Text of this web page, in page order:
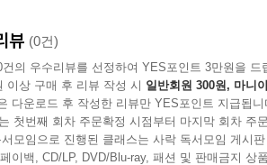
이야기하지 않는 여신 177
토해지다 179
거절한 여신 181
포스의 습격 184
뷰 (0건)
건의 우수리뷰를 선정하여 YES포인트 3만원을 드
이상 구매 후 리뷰 작성 시 일반회원 300원, 마니
다운로드 후 작성한 리뷰만 YES포인트 지급됩니
첫번째 회차 주문확정 시점부터 마지막 회차 주
모임으로 진행된 클래스는 사락 독서모임 게시
이백, CD/LP, DVD/Blu-ray, 패션 및 판매금지 상